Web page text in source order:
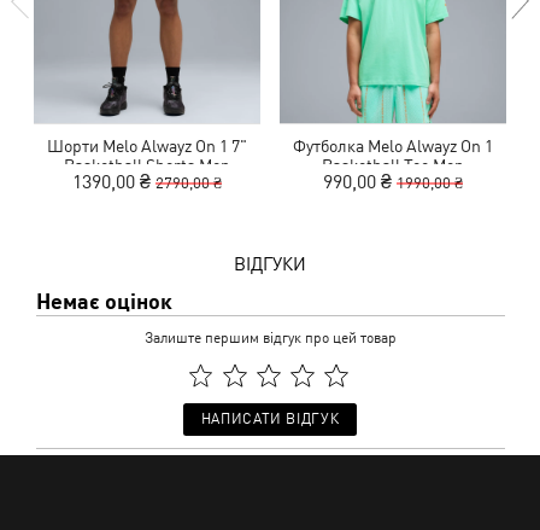
Шорти Melo Alwayz On 1 7"
Basketball Shorts Men
1390,00 ₴ 2790,00 ₴
Футболка Melo Alwayz On 1
Basketball Tee Men
990,00 ₴ 1990,00 ₴
ВІДГУКИ
Немає оцінок
Залиште першим відгук про цей товар
НАПИСАТИ ВІДГУК